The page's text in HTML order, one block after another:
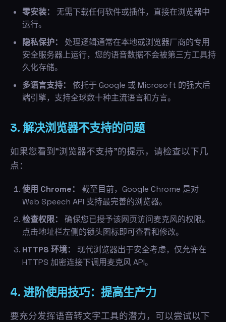
零安装：
无需下载任何软件或插件，直接在浏览器中
运行。
隐私保护：
处理逻辑通常在本地或浏览器厂商的专用
安全服务器上运行，您的语音数据不会被第三方工具持
久化存储。
多语言支持：
依托于 Google 或 Microsoft 的强大后
端引擎，支持全球数十种主流语言和方言。
3. 解决浏览器不支持的问题
如果您看到“浏览器不支持”的提示，请检查以下几
点：
使用 Chrome：
截至目前，Google Chrome 是对
Web Speech API 支持最完善的浏览器。
检查权限：
确保您已授予该网页访问麦克风的权限。
点击地址栏左侧的锁头图标即可查看和修改。
HTTPS 环境：
现代浏览器出于安全考虑，仅允许在
HTTPS 加密连接下调用麦克风 API。
4. 进阶使用技巧：提高生产力
要充分发挥语音转文字工具的潜力，可以尝试以下